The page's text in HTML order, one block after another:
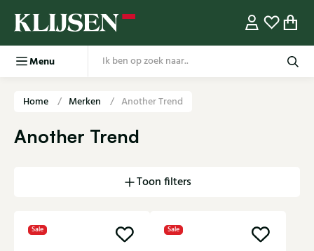
Menu
Home Merken Another Trend
Another Trend
Toon filters
Sale Sale